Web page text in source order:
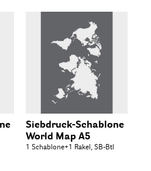
Siebdruck-Schablone
World Map A5
1 Schablone+1 Rakel, SB-Btl